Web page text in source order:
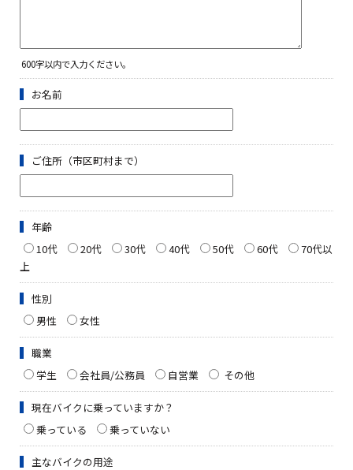
600字以内で入力ください。
お名前
ご住所（市区町村まで）
年齢
10代
20代 30代 40代 50代 60代
70代以
上
性別
男性
女性
職業
学生
会社員/公務員 自営業 その他
現在バイクに乗っていますか？
乗っている
乗っていない
主なバイクの用途